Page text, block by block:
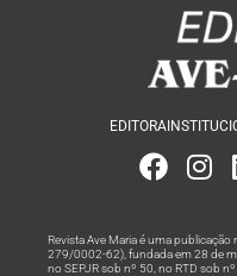
EDITORA
Revista Ave Maria é uma publicação
279/0002-62), fundada em 28 de
no SEPJR sob nº 50, no RTD sob